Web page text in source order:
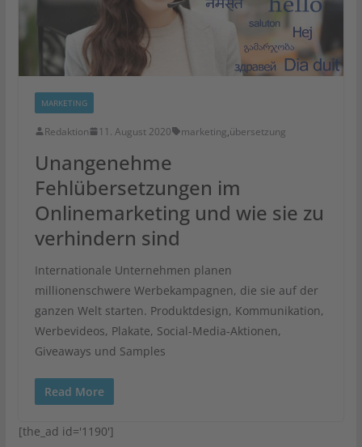
MARKETING
Redaktion 11. August 2020 marketing,übersetzung
Unangenehme
Fehlübersetzungen im
Onlinemarketing und wie sie zu
verhindern sind
Internationale Unternehmen planen
millionenschwere Werbekampagnen, die sie auf der
ganzen Welt starten. Produktdesign, Kommunikation,
Werbevideos, Plakate, Social-Media-Aktionen,
Giveaways und Samples
Read More
[the_ad id='1190']